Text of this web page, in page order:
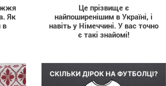
Як
в
Це прізвище є
найпоширенішим в Україні, і
навіть у Німеччині. У вас точно
є такі знайомі!